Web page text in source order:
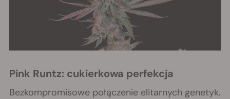
Pink Runtz: cukierkowa perfekcja
Bezkompromisowe połączenie elitarnych genetyk.